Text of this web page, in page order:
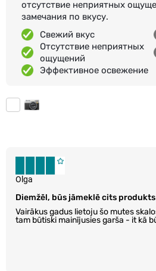
отсутствие неприятных
замечания по вкусу.
Свежий вкус
Отсутствие неприятных
ощущений
Эффективное освежение
Diemžēl, būs jāmeklē cits produkts
Vairākus gadus lietoju šo mutes
tam būtiski mainījusies garša - it kā
Olga